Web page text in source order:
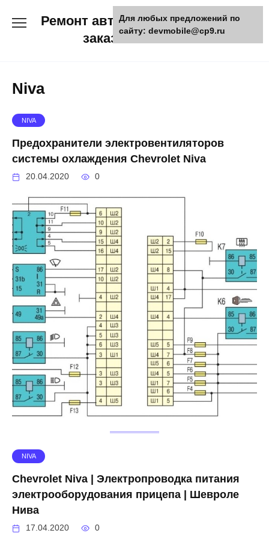
Ремонт авто и мото техники,
заказ запчастей
Niva
NIVA
Предохранители электровентиляторов
системы охлаждения Chevrolet Niva
20.04.2020 0
NIVA
Chevrolet Niva | Электропроводка питания
электрооборудования прицепа | Шевроле
Нива
17.04.2020 0
Для любых предложений по
сайту: devmobile@cp9.ru